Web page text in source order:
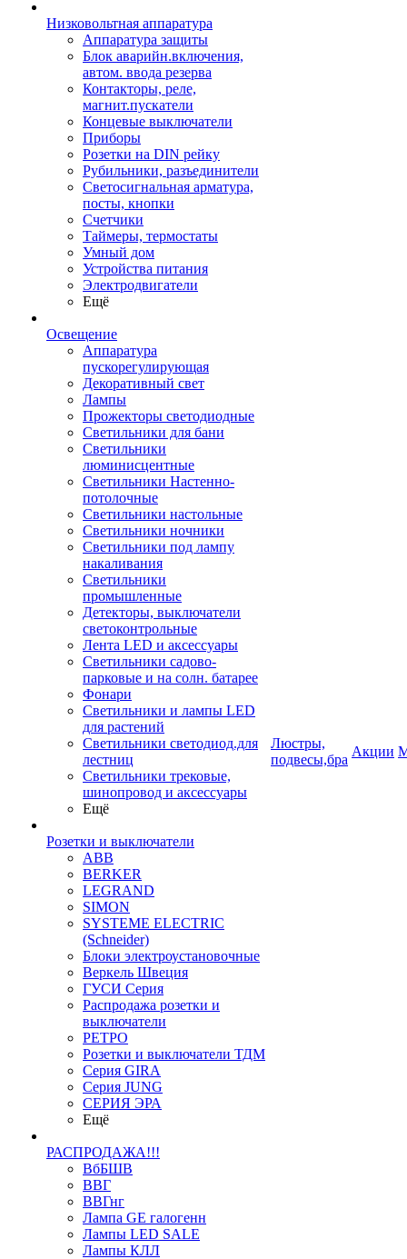
Низковольтная аппаратура
Аппаратура защиты
Блок аварийн.включения,
автом. ввода резерва
Контакторы, реле,
магнит.пускатели
Концевые выключатели
Приборы
Розетки на DIN рейку
Рубильники, разъединители
Светосигнальная арматура,
посты, кнопки
Счетчики
Таймеры, термостаты
Умный дом
Устройства питания
Электродвигатели
Ещё
Освещение
Аппаратура
пускорегулирующая
Декоративный свет
Лампы
Прожекторы светодиодные
Светильники для бани
Светильники
люминисцентные
Светильники Настенно-
потолочные
Светильники настольные
Светильники ночники
Светильники под лампу
накаливания
Светильники
промышленные
Детекторы, выключатели
светоконтрольные
Лента LED и аксессуары
Светильники садово-
парковые и на солн. батарее
Фонари
Светильники и лампы LED
для растений
Светильники светодиод.для
лестниц
Светильники трековые,
шинопровод и аксессуары
Ещё
Розетки и выключатели
ABB
BERKER
LEGRAND
SIMON
SYSTEME ELECTRIC
(Schneider)
Блоки электроустановочные
Веркель Швеция
ГУСИ Серия
Распродажа розетки и
выключатели
РЕТРО
Розетки и выключатели ТДМ
Серия GIRA
Серия JUNG
СЕРИЯ ЭРА
Ещё
РАСПРОДАЖА!!!
ВбБШВ
ВВГ
ВВГнг
Лампа GE галогенн
Лампы LED SALE
Лампы КЛЛ
Люстры,
подвесы,бра
Акции